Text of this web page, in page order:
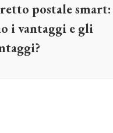
postale
i vantaggi e gli